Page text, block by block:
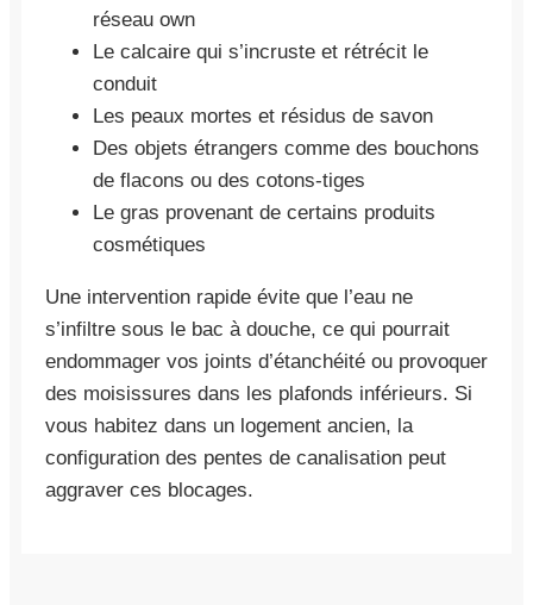
réseau own
Le calcaire qui s’incruste et rétrécit le
conduit
Les peaux mortes et résidus de savon
Des objets étrangers comme des bouchons
de flacons ou des cotons-tiges
Le gras provenant de certains produits
cosmétiques
Une intervention rapide évite que l’eau ne
s’infiltre sous le bac à douche, ce qui pourrait
endommager vos joints d’étanchéité ou provoquer
des moisissures dans les plafonds inférieurs. Si
vous habitez dans un logement ancien, la
configuration des pentes de canalisation peut
aggraver ces blocages.